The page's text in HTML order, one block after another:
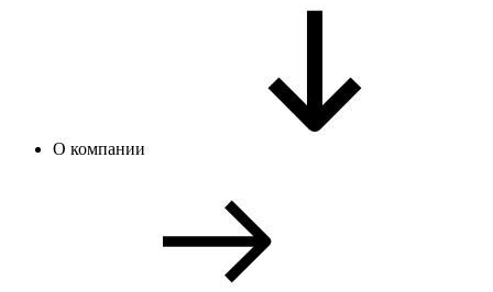
О компании